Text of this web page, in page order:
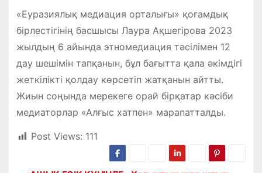
«Еуразиялық медиация орталығы» қоғамдық
бірлестігінің басшысы Лаура Ақшегірова 2023
жылдың 6 айында этномедиация тәсілімен 12
дау шешімін тапқанын, бұл бағытта қала әкімдігі
жеткілікті қолдау көрсетіп жатқанын айтты.
Жиын соңында мерекеге орай бірқатар кәсіби
медиаторлар «Алғыс хатпен» марапатталды.
Post Views: 111